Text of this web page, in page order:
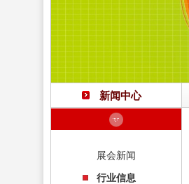
新闻中心
展会新闻
行业信息